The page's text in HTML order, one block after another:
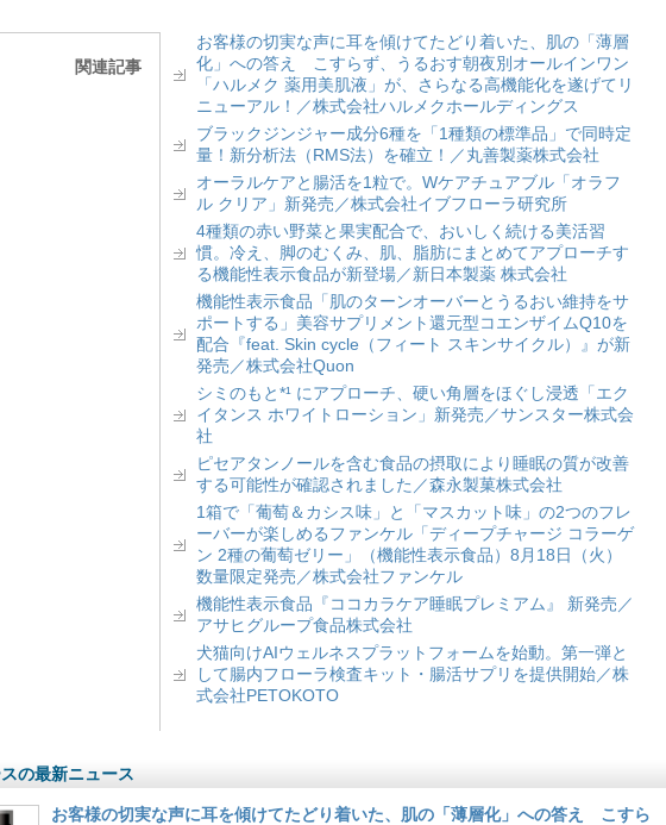
関連記事
お客様の切実な声に耳を傾けてたどり着いた、肌の「薄層
化」への答え こすらず、うるおす朝夜別オールインワン
「ハルメク 薬用美肌液」が、さらなる高機能化を遂げてリ
ニューアル！／株式会社ハルメクホールディングス
ブラックジンジャー成分6種を「1種類の標準品」で同時定
量！新分析法（RMS法）を確立！／丸善製薬株式会社
オーラルケアと腸活を1粒で。Wケアチュアブル「オラフ
ル クリア」新発売／株式会社イブフローラ研究所
4種類の赤い野菜と果実配合で、おいしく続ける美活習
慣。冷え、脚のむくみ、肌、脂肪にまとめてアプローチす
る機能性表示食品が新登場／新日本製薬 株式会社
機能性表示食品「肌のターンオーバーとうるおい維持をサ
ポートする」美容サプリメント還元型コエンザイムQ10を
配合『feat. Skin cycle（フィート スキンサイクル）』が新
発売／株式会社Quon
シミのもと*¹ にアプローチ、硬い角層をほぐし浸透「エク
イタンス ホワイトローション」新発売／サンスター株式会
社
ピセアタンノールを含む食品の摂取により睡眠の質が改善
する可能性が確認されました／森永製菓株式会社
1箱で「葡萄＆カシス味」と「マスカット味」の2つのフレ
ーバーが楽しめるファンケル「ディープチャージ コラーゲ
ン 2種の葡萄ゼリー」（機能性表示食品）8月18日（火）
数量限定発売／株式会社ファンケル
機能性表示食品『ココカラケア睡眠プレミアム』 新発売／
アサヒグループ食品株式会社
犬猫向けAIウェルネスプラットフォームを始動。第一弾と
して腸内フローラ検査キット・腸活サプリを提供開始／株
式会社PETOKOTO
の最新ニュース
お客様の切実な声に耳を傾けてたどり着いた、肌の「薄層化」への答え こすら